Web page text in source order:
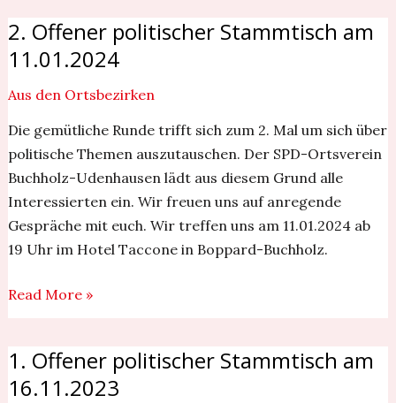
2. Offener politischer Stammtisch am
11.01.2024
Aus den Ortsbezirken
Die gemütliche Runde trifft sich zum 2. Mal um sich über
politische Themen auszutauschen. Der SPD-Ortsverein
Buchholz-Udenhausen lädt aus diesem Grund alle
Interessierten ein. Wir freuen uns auf anregende
Gespräche mit euch. Wir treffen uns am 11.01.2024 ab
19 Uhr im Hotel Taccone in Boppard-Buchholz.
2.
Offener
Stammtisch
am
11.01.2024
Read More »
1. Offener politischer Stammtisch am
16.11.2023
1.
Offener